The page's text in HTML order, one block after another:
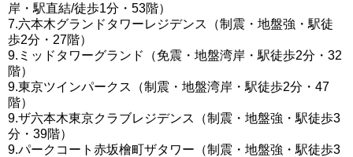
岸・駅直結/徒歩1分・53階）
7.六本木グランドタワーレジデンス（制震・地盤強・駅徒
歩2分・27階）
9.ミッドタワーグランド（免震・地盤湾岸・駅徒歩2分・32
階）
9.東京ツインパークス（制震・地盤湾岸・駅徒歩2分・47
階）
9.ザ六本木東京クラブレジデンス（制震・地盤強・駅徒歩3
分・39階）
9.パークコート赤坂檜町ザタワー（制震・地盤強・駅徒歩3